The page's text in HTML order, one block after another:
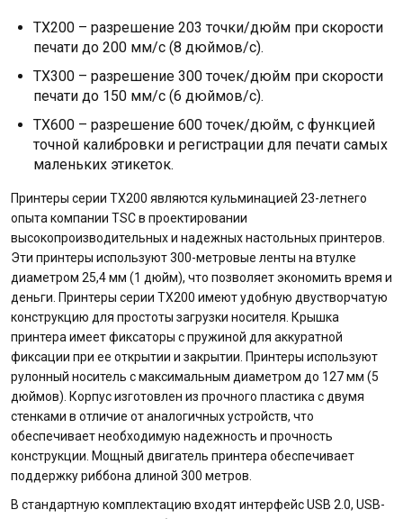
TX200 – разрешение 203 точки/дюйм при скорости
печати до 200 мм/с (8 дюймов/с).
TX300 – разрешение 300 точек/дюйм при скорости
печати до 150 мм/с (6 дюймов/с).
TX600 – разрешение 600 точек/дюйм, с функцией
точной калибровки и регистрации для печати самых
маленьких этикеток.
Принтеры серии TX200 являются кульминацией 23-летнего
опыта компании TSC в проектировании
высокопроизводительных и надежных настольных принтеров.
Эти принтеры используют 300-метровые ленты на втулке
диаметром 25,4 мм (1 дюйм), что позволяет экономить время и
деньги. Принтеры серии ТХ200 имеют удобную двустворчатую
конструкцию для простоты загрузки носителя. Крышка
принтера имеет фиксаторы с пружиной для аккуратной
фиксации при ее открытии и закрытии. Принтеры используют
рулонный носитель с максимальным диаметром до 127 мм (5
дюймов). Корпус изготовлен из прочного пластика с двумя
стенками в отличие от аналогичных устройств, что
обеспечивает необходимую надежность и прочность
конструкции. Мощный двигатель принтера обеспечивает
поддержку риббона длиной 300 метров.
В стандартную комплектацию входят интерфейс USB 2.0, USB-